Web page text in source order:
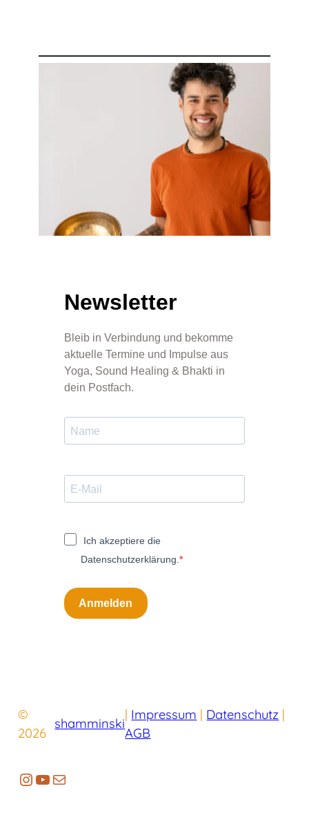
Newsletter
Bleib in Verbindung und bekomme
aktuelle Termine und Impulse aus
Yoga, Sound Healing & Bhakti in
dein Postfach.
Ich akzeptiere die
Datenschutzerklärung.
Anmelden
©
2026
shamminski
| Impressum | Datenschutz |
AGB
https://www.instagram.com/
YouTube
E-Mail